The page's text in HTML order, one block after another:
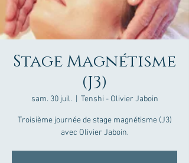
Stage Magnétisme
(J3)
sam. 30 juil.
  |
Tenshi - Olivier Jaboin
Troisième journée de stage magnétisme (J3)
avec Olivier Jaboin.